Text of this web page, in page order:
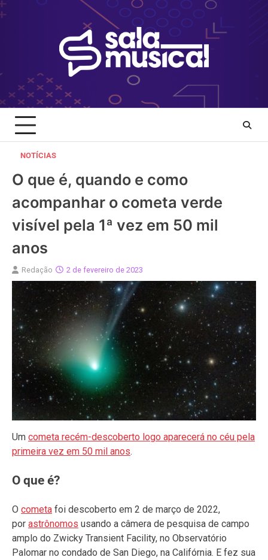
Skip
to
NOTÍCIAS
O que é, quando e como
acompanhar o cometa verde
visível pela 1ª vez em 50 mil
anos
Redação 2 de fevereiro de 2023
Um cometa recém-descoberto logo aparecerá no céu pela
primeira vez em 50 mil anos.
O que é?
O cometa foi descoberto em 2 de março de 2022,
por astrônomos usando a câmera de pesquisa de campo
amplo do Zwicky Transient Facility, no Observatório
Palomar no condado de San Diego, na Califórnia. E fez sua